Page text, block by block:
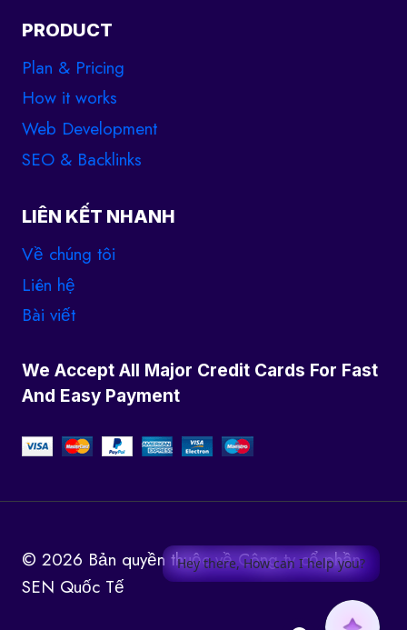
PRODUCT
Plan & Pricing
How it works
Web Development
SEO & Backlinks
LIÊN KẾT NHANH
Về chúng tôi
Liên hệ
Bài viết
We Accept All Major Credit Cards For Fast
And Easy Payment
© 2026 Bản quyền thuộc về Công ty cổ phần
SEN Quốc Tế
Hey there, How can I help you?